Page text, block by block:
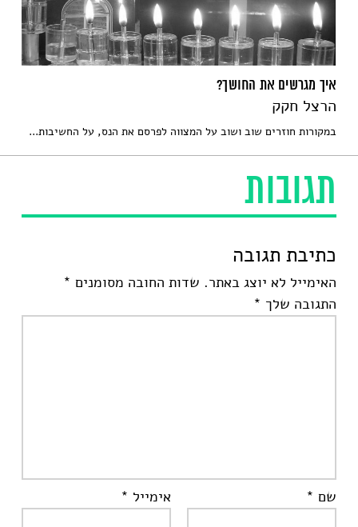
תגובות
כתיבת תגובה
האימייל לא יוצג באתר. שדות החובה מסומנים *
התגובה שלך *
שם * אימייל *
איך מגרשים את החושך?
הרצל חקק
במקורות חוזרים שוב ושוב על המצווה לפרסם את הנס, על החשיבות...